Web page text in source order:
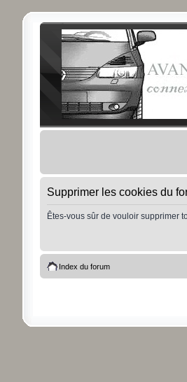
Supprimer les cookies du
Êtes-vous sûr de vouloir supprimer
Index du forum